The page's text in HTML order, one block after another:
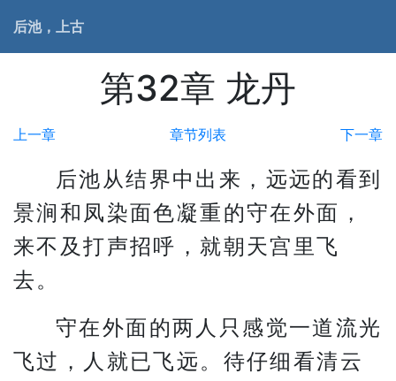
后池，上古
第32章 龙丹
上一章 章节列表 下一章
后池从结界中出来，远远的看到
景涧和凤染面色凝重的守在外面，
来不及打声招呼，就朝天宫里飞
去。
守在外面的两人只感觉一道流光
飞过，人就已飞远。待仔细看清云